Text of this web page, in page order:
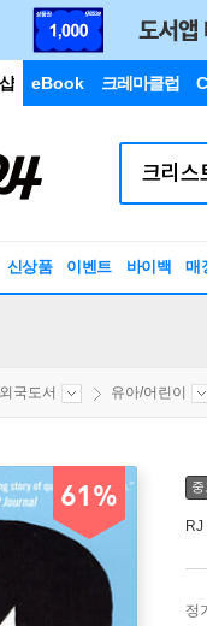
eBook 크레마클럽
신상품 이벤트 바이백 매
국도서 유아/어린이
61%
정